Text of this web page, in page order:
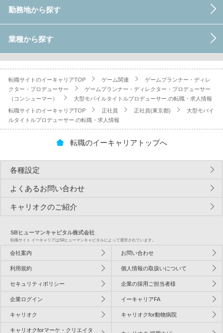
勤務地から探す
業種から探す
転職サイトのイーキャリアTOP ゲーム関連
ゲームプランナー・ディレ
クター・プロデューサー
ゲームプランナー・ディレクター・プロデューサー
（コンシューマー）
大型モバイルタイトルプロデューサー.の転職・求人情報
転職サイトのイーキャリアTOP 正社員 正社員(東京都)
大型モバイ
ルタイトルプロデューサー.の転職・求人情報
転職のイーキャリアトップへ
各種設定
よくあるお問い合わせ
キャリオクのご紹介
SBヒューマンキャピタル株式会社
転職サイト イーキャリアはSBヒューマンキャピタルによって運営されています。
会社案内 お問い合わせ
利用規約 個人情報の取扱いについて
セキュリティポリシー 企業の採用ご担当者様
企業ログイン イーキャリアFA
キャリオク キャリオクfor動物病院
キャリオクforマーケ・クリエイタ